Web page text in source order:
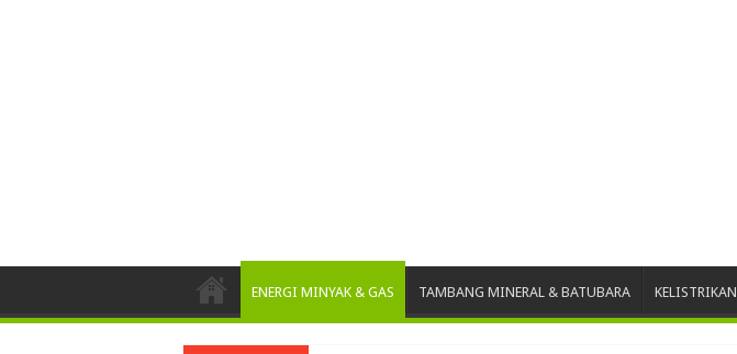
ENERGI MINYAK & GAS TAMBANG MINERAL & BATUBARA KELISTRIKAN